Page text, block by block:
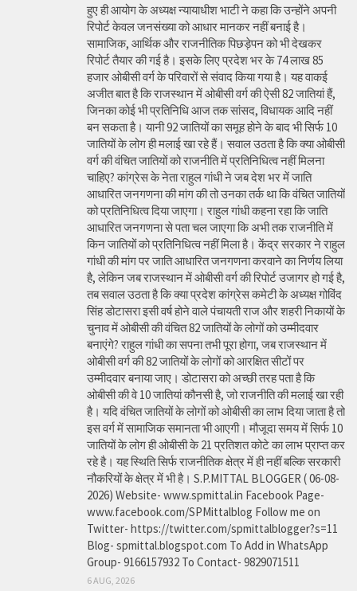
हुए ही आयोग के अध्यक्ष न्यायाधीश भाटी ने कहा कि उन्होंने अपनी
रिपोर्ट केवल जनसंख्या को आधार मानकर नहीं बनाई है।
सामाजिक, आर्थिक और राजनीतिक पिछड़ेपन को भी देखकर
रिपोर्ट तैयार की गई है। इसके लिए प्रदेश भर के 74 लाख 85
हजार ओबीसी वर्ग के परिवारों से संवाद किया गया है। यह वाकई
अजीत बात है कि राजस्थान में ओबीसी वर्ग की ऐसी 82 जातियां हैं,
जिनका कोई भी प्रतिनिधि आज तक सांसद, विधायक आदि नहीं
बन सकता है। यानी 92 जातियों का समूह होने के बाद भी सिर्फ 10
जातियों के लोग ही मलाई खा रहे हैं। सवाल उठता है कि क्या ओबीसी
वर्ग की वंचित जातियों को राजनीति में प्रतिनिधित्व नहीं मिलना
चाहिए? कांग्रेस के नेता राहुल गांधी ने जब देश भर में जाति
आधारित जनगणना की मांग की तो उनका तर्क था कि वंचित जातियों
को प्रतिनिधित्व दिया जाएगा। राहुल गांधी कहना रहा कि जाति
आधारित जनगणना से पता चल जाएगा कि अभी तक राजनीति में
किन जातियों को प्रतिनिधित्व नहीं मिला है। केंद्र सरकार ने राहुल
गांधी की मांग पर जाति आधारित जनगणना करवाने का निर्णय लिया
है, लेकिन जब राजस्थान में ओबीसी वर्ग की रिपोर्ट उजागर हो गई है,
तब सवाल उठता है कि क्या प्रदेश कांग्रेस कमेटी के अध्यक्ष गोविंद
सिंह डोटासरा इसी वर्ष होने वाले पंचायती राज और शहरी निकायों के
चुनाव में ओबीसी की वंचित 82 जातियों के लोगों को उम्मीदवार
बनाएंगे? राहुल गांधी का सपना तभी पूरा होगा, जब राजस्थान में
ओबीसी वर्ग की 82 जातियों के लोगों को आरक्षित सीटों पर
उम्मीदवार बनाया जाए। डोटासरा को अच्छी तरह पता है कि
ओबीसी की वे 10 जातियां कौनसी है, जो राजनीति की मलाई खा रही
है। यदि वंचित जातियों के लोगों को ओबीसी का लाभ दिया जाता है तो
इस वर्ग में सामाजिक समानता भी आएगी। मौजूदा समय में सिर्फ 10
जातियों के लोग ही ओबीसी के 21 प्रतिशत कोटे का लाभ प्राप्त कर
रहे है। यह स्थिति सिर्फ राजनीतिक क्षेत्र में ही नहीं बल्कि सरकारी
नौकरियों के क्षेत्र में भी है। S.P.MITTAL BLOGGER ( 06-08-
2026) Website- www.spmittal.in Facebook Page-
www.facebook.com/SPMittalblog Follow me on
Twitter- https://twitter.com/spmittalblogger?s=11
Blog- spmittal.blogspot.com To Add in WhatsApp
Group- 9166157932 To Contact- 9829071511
6 AUG, 2026